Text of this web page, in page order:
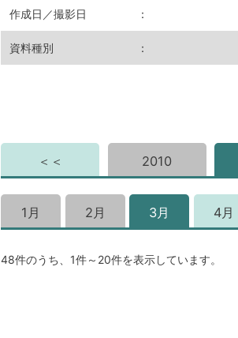
作成日／撮影日 ：
資料種別 ：
＜＜ 2010
1月 2月 3月 4月
48件のうち、1件～20件を表示しています。